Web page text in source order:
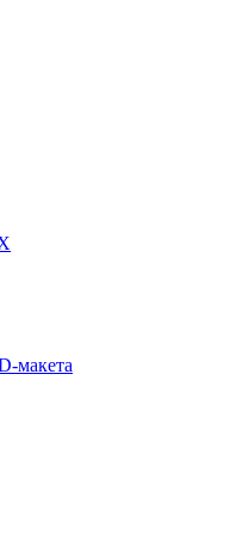
макета